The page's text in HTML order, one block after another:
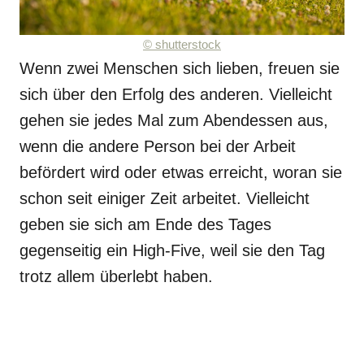
© shutterstock
Wenn zwei Menschen sich lieben, freuen sie
sich über den Erfolg des anderen. Vielleicht
gehen sie jedes Mal zum Abendessen aus,
wenn die andere Person bei der Arbeit
befördert wird oder etwas erreicht, woran sie
schon seit einiger Zeit arbeitet. Vielleicht
geben sie sich am Ende des Tages
gegenseitig ein High-Five, weil sie den Tag
trotz allem überlebt haben.